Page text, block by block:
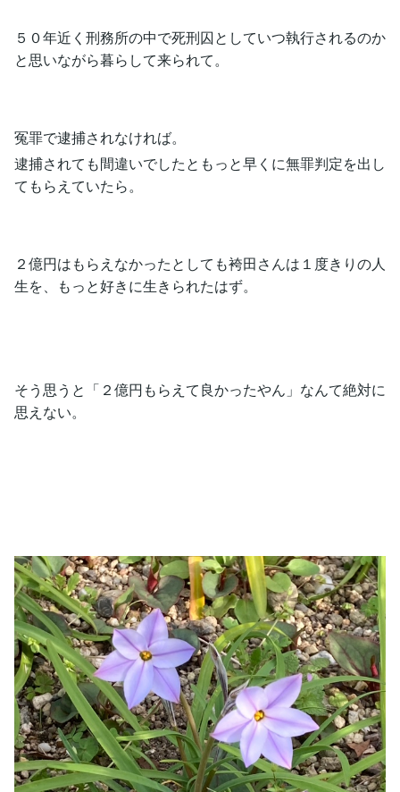
５０年近く刑務所の中で死刑囚としていつ執行されるのか
と思いながら暮らして来られて。
冤罪で逮捕されなければ。
逮捕されても間違いでしたともっと早くに無罪判定を出し
てもらえていたら。
２億円はもらえなかったとしても袴田さんは１度きりの人
生を、もっと好きに生きられたはず。
そう思うと「２億円もらえて良かったやん」なんて絶対に
思えない。